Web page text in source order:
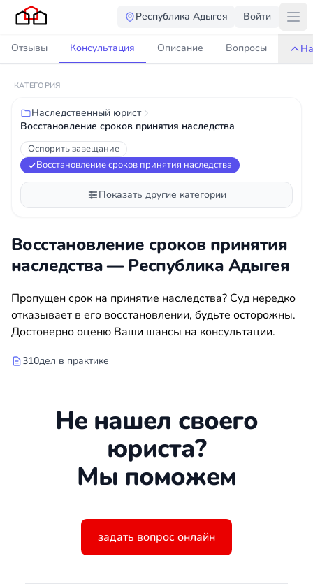
Республика Адыгея Войти
Отзывы Консультация Описание Вопросы
КАТЕГОРИЯ
Наследственный юрист
Восстановление сроков принятия наследства
Оспорить завещание
Восстановление сроков принятия наследства
Показать другие категории
Восстановление сроков принятия
наследства — Республика Адыгея
Пропущен срок на принятие наследства? Суд нередко
отказывает в его восстановлении, будьте осторожны.
Достоверно оценю Ваши шансы на консультации.
310дел в практике
Не нашел своего
юриста?
Мы поможем
задать вопрос онлайн